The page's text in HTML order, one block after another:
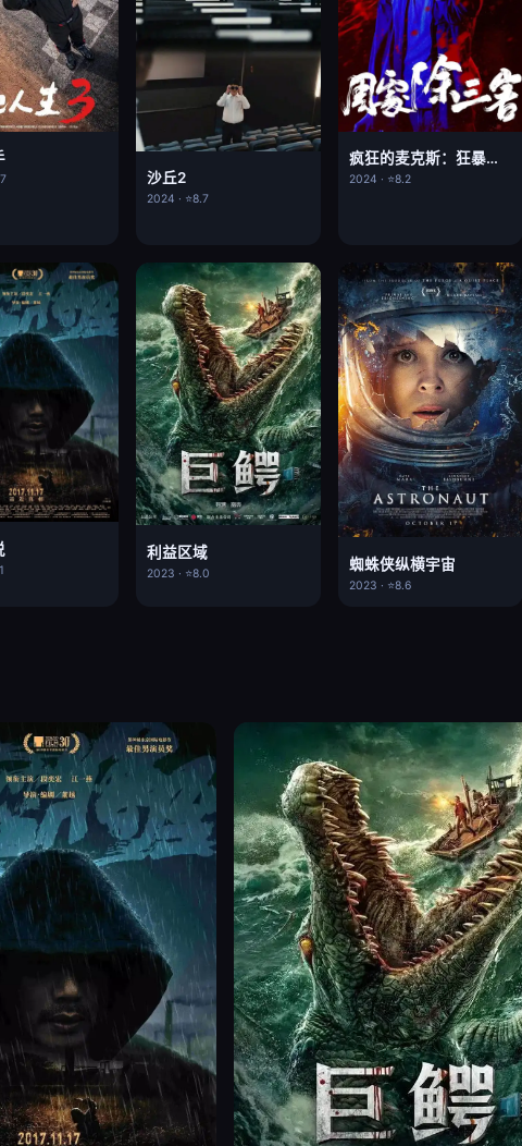
沙丘2
2024 · ⭐8.7
疯狂的麦克斯：狂暴女神
2024 · ⭐8.2
利益区域
2023 · ⭐8.0
蜘蛛侠纵横宇宙
2023 · ⭐8.6